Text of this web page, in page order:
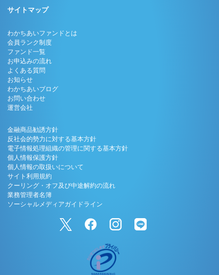
サイトマップ
わかちあいファンドとは
会員ランク制度
ファンド一覧
お申込みの流れ
よくある質問
お知らせ
わかちあいブログ
お問い合わせ
運営会社
金融商品勧誘方針
反社会的勢力に対する基本方針
電子情報処理組織の管理に関する基本方針
個人情報保護方針
個人情報の取扱いについて
サイト利用規約
クーリング・オフ及び中途解約の流れ
業務管理者名簿
ソーシャルメディアガイドライン